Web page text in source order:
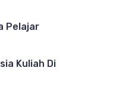
Pelajar
Kuliah Di